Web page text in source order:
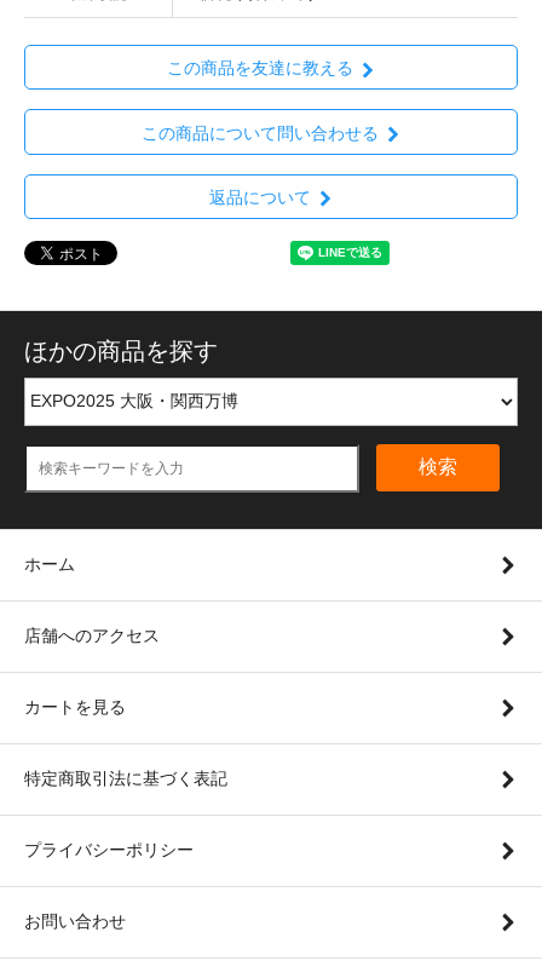
この商品を友達に教える
この商品について問い合わせる
返品について
ほかの商品を探す
検索
ホーム
店舗へのアクセス
カートを見る
特定商取引法に基づく表記
プライバシーポリシー
お問い合わせ